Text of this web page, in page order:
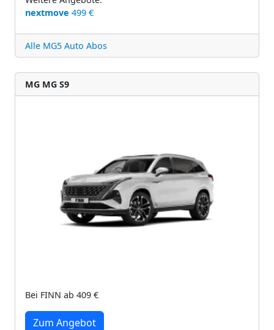
nextmove 499 €
Alle MG5 Auto Abos
MG MG S9
Bei FINN ab 409 €
Zum Angebot